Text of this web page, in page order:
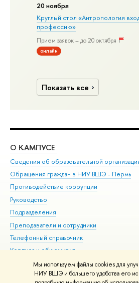
Мы используем файлы cookies для
НИУ ВШЭ и большего удобства его
20 ноября
Круглый стол «Антропология
профессию»
Прием заявок – до 20 октября
онлайн
Показать все
О КАМПУСЕ
Сведения об образовательной
Обращения граждан в НИУ ВШЭ - Пермь
Противодействие коррупции
Руководство
Подразделения
Преподаватели и сотрудники
Телефонный справочник
Корпуса и общежития
ВШЭ для студентов с ограниченными
здоровья и инвалидностью